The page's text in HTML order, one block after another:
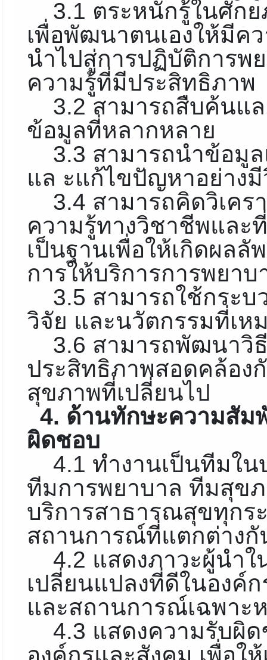
3.1 ตระหนักรู้ในศัก
เพื่อพัฒนาตนเองให้มีค
นำไปสู่การปฏิบัติการพ
ความรู้ที่มีประสิทธิภาพ
3.2 สามารถสืบค้นแ
ข้อมูลที่หลากหลาย
3.3 สามารถนำข้อมู
แล ะแก้ไขปัญหาอย่าง
3.4 สามารถคิดวิเคร
ความรู้ทางวิชาชีพและ
เป็นฐานเพื่อให้เกิดผล
การให้บริการการพยาบ
3.5 สามารถใช้กระ
วิจัย และนวัตกรรมที่เ
3.6 สามารถพัฒนาวิ
ประสิทธิภาพสอดคล้อง
สุขภาพที่เปลี่ยนไป
4. ด้านทักษะความสัม
ผิดชอบ
4.1 ทำงานเป็นทีมใ
ทีมการพยาบาล ทีมสุข
บริการสาธารณสุขทุกร
สถานการณ์ที่แตกต่างกั
4.2 แสดงภาวะผู้นำ
เปลี่ยนแปลงที่ดีในองค์
และสถานการณ์เฉพาะ
4.3 แสดงความรับผิ